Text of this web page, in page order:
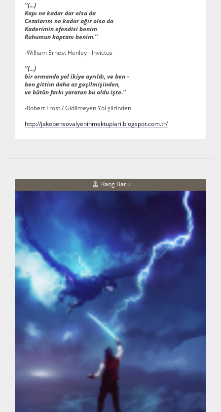
''(...)
Kapı ne kadar dar olsa da
Cezalarım ne kadar ağır olsa da
Kaderimin efendisi benim
Ruhumun kaptanı benim.''
-William Ernest Henley - Invictus
''(...)
bir ormanda yol ikiye ayrıldı, ve ben –
ben gittim daha az geçilmişinden,
ve bütün farkı yaratan bu oldu işte.''
-Robert Frost / Gidilmeyen Yol şiirinden
http://jakobensovalyeninmektuplari.blogspot.com.tr/
Rang Baru